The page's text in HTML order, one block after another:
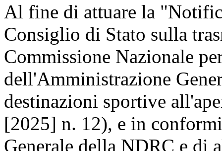
Al fine di attuare la
Consiglio di Stato sulla
Commissione Nazionale
dell'Amministrazione
destinazioni sportive
[2025] n. 12), e in
Generale della NDRC e di